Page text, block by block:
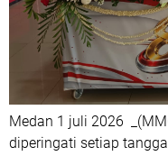
Medan 1 juli 2026
diperingati setiap tanggal